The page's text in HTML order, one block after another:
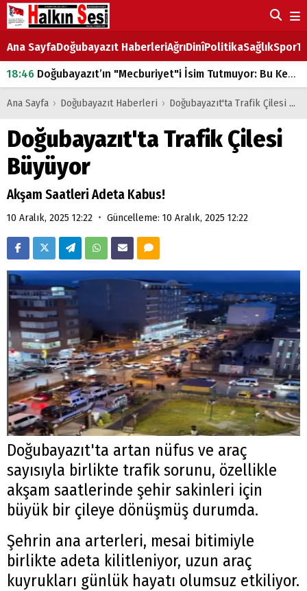
Ana SayfaDoğubayazıt HaberleriAğrıDinîPolitikaSağlıkSpor
18:46 Doğubayazıt’ın "Mecburiyet"i İsim Tutmuyor: Bu Kez de Mem u Zîn Oldu!
07:53Doğubayazıt’ta Ekmek Fiyatlarına Zam
Doğubayazıt'ta çocukların sırtındaki ağır yük
07:00 DEVLET ve HÜKÜMET
18:29ÇARŞI CADDESİ YAZ BOZ TAHTASI
Ana Sayfa › Doğubayazıt Haberleri › Doğubayazıt'ta Trafik Çilesi Büyüyor
Doğubayazıt'ta Trafik Çilesi
Büyüyor
Akşam Saatleri Adeta Kabus!
10 Aralık, 2025 12:22 • Güncelleme: 10 Aralık, 2025 12:22
Doğubayazıt'ta artan nüfus ve araç
sayısıyla birlikte trafik sorunu, özellikle
akşam saatlerinde şehir sakinleri için
büyük bir çileye dönüşmüş durumda.
Şehrin ana arterleri, mesai bitimiyle
birlikte adeta kilitleniyor, uzun araç
kuyrukları günlük hayatı olumsuz etkiliyor.